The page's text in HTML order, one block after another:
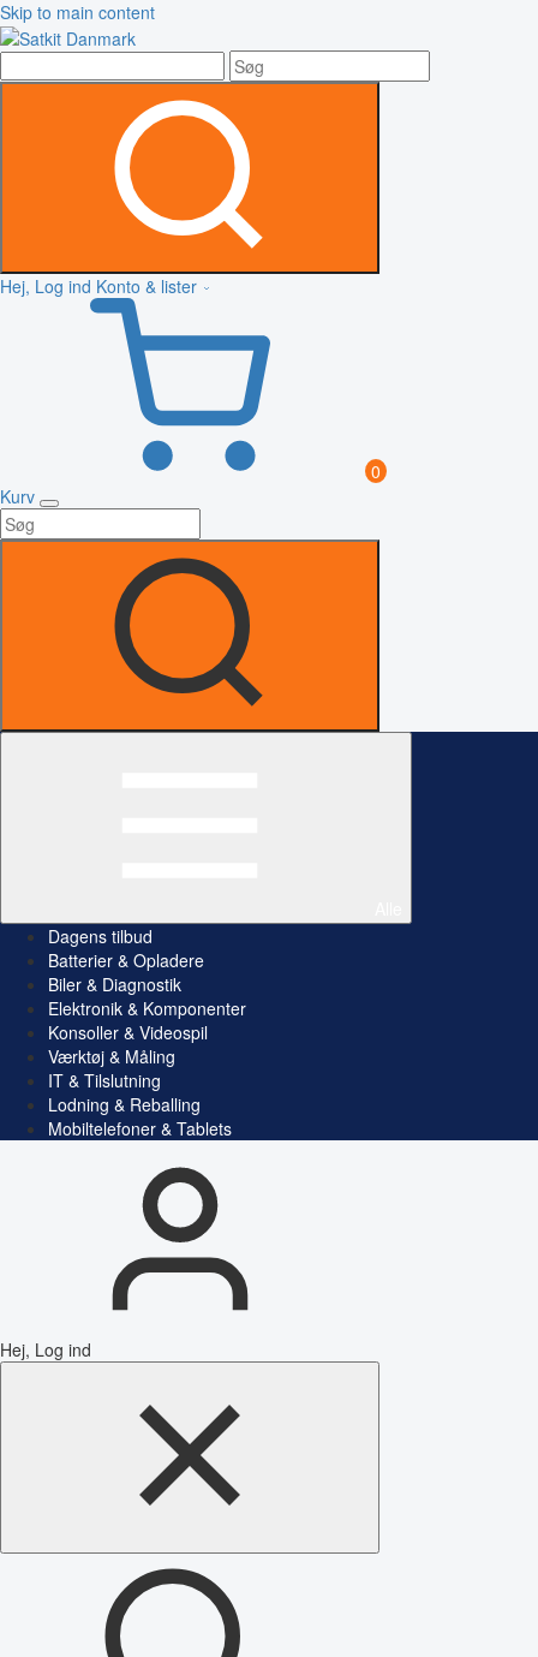
Skip to main content
Hej, Log ind Konto & lister
0
Kurv
Dagens tilbud
Batterier & Opladere
Biler & Diagnostik
Elektronik & Komponenter
Konsoller & Videospil
Værktøj & Måling
IT & Tilslutning
Lodning & Reballing
Mobiltelefoner & Tablets
Hej, Log ind